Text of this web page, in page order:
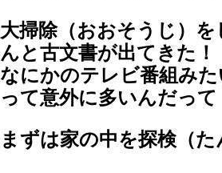
大掃除（おおそうじ）
んと古文書が出てきた
なにかのテレビ番組み
って意外に多いんだって
まずは家の中を探検（